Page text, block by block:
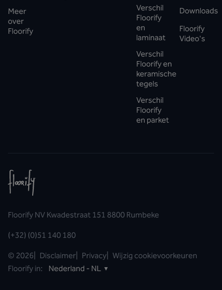
Meer
over
Floorify
Verschil
Floorify
en
laminaat
Verschil
Floorify en
keramische
tegels
Verschil
Floorify
en parket
Downloads
Floorify
Video's
Floorify NV Kwadestraat 151 8800 Rumbeke
(+32) (0)51 140 180
© 2026 Disclaimer Privacy
Wijzig cookievoorkeuren
Floorify in:
Nederland - NL ▼